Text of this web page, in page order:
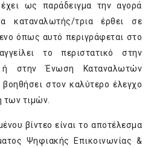
ως παράδειγμα την αγορά
α καταναλωτής/τρια έρθει σε
όπως αυτό περιγράφεται στο
το περιστατικό στην
ή στην Ένωση Καταναλωτών
στον καλύτερο έλεγχο
των τιμών.
βίντεο είναι το αποτέλεσμα
Ψηφιακής Επικοινωνίας &